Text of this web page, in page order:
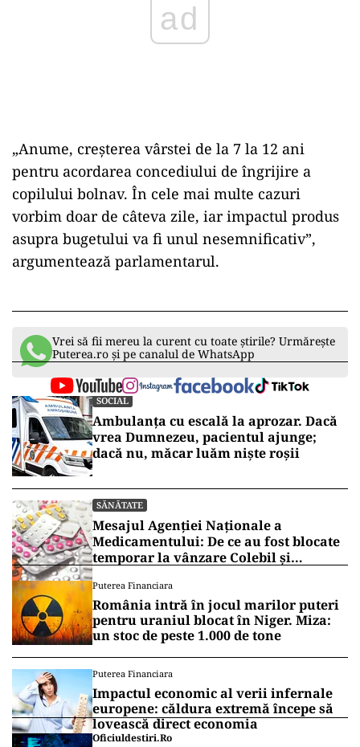
ad
„Anume, creșterea vârstei de la 7 la 12 ani
pentru acordarea concediului de îngrijire a
copilului bolnav. În cele mai multe cazuri
vorbim doar de câteva zile, iar impactul produs
asupra bugetului va fi unul nesemnificativ”,
argumentează parlamentarul.
Vrei să fii mereu la curent cu toate știrile? Urmărește
Puterea.ro și pe canalul de WhatsApp
SOCIAL
Ambulanța cu escală la aprozar. Dacă
vrea Dumnezeu, pacientul ajunge;
dacă nu, măcar luăm niște roșii
SĂNĂTATE
Mesajul Agenției Naționale a
Medicamentului: De ce au fost blocate
temporar la vânzare Colebil și
Puterea Financiara
România intră în jocul marilor puteri
pentru uraniul blocat în Niger. Miza:
un stoc de peste 1.000 de tone
Puterea Financiara
Impactul economic al verii infernale
europene: căldura extremă începe să
lovească direct economia
Oficiuldestiri.ro